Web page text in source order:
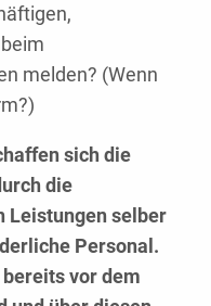
melden? (Wenn
sich die
die
Leistungen selber
Personal.
vor dem